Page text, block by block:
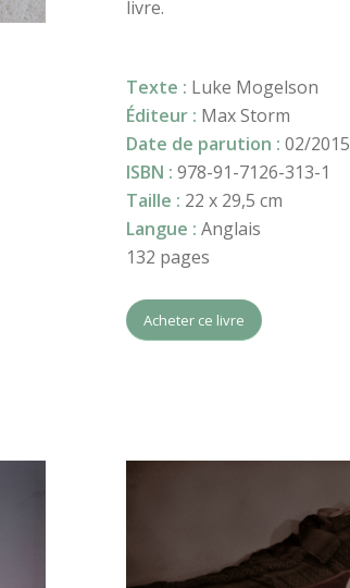
livre.
Texte : Luke Mogelson
Éditeur : Max Storm
Date de parution : 02/2015
ISBN : 978-91-7126-313-1
Taille : 22 x 29,5 cm
Langue : Anglais
132 pages
Acheter ce livre